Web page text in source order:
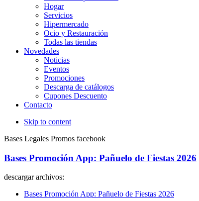
Hogar
Servicios
Hipermercado
Ocio y Restauración
Todas las tiendas
Novedades
Noticias
Eventos
Promociones
Descarga de catálogos
Cupones Descuento
Contacto
Skip to content
Bases Legales Promos facebook
Bases Promoción App: Pañuelo de Fiestas 2026
descargar archivos:
Bases Promoción App: Pañuelo de Fiestas 2026